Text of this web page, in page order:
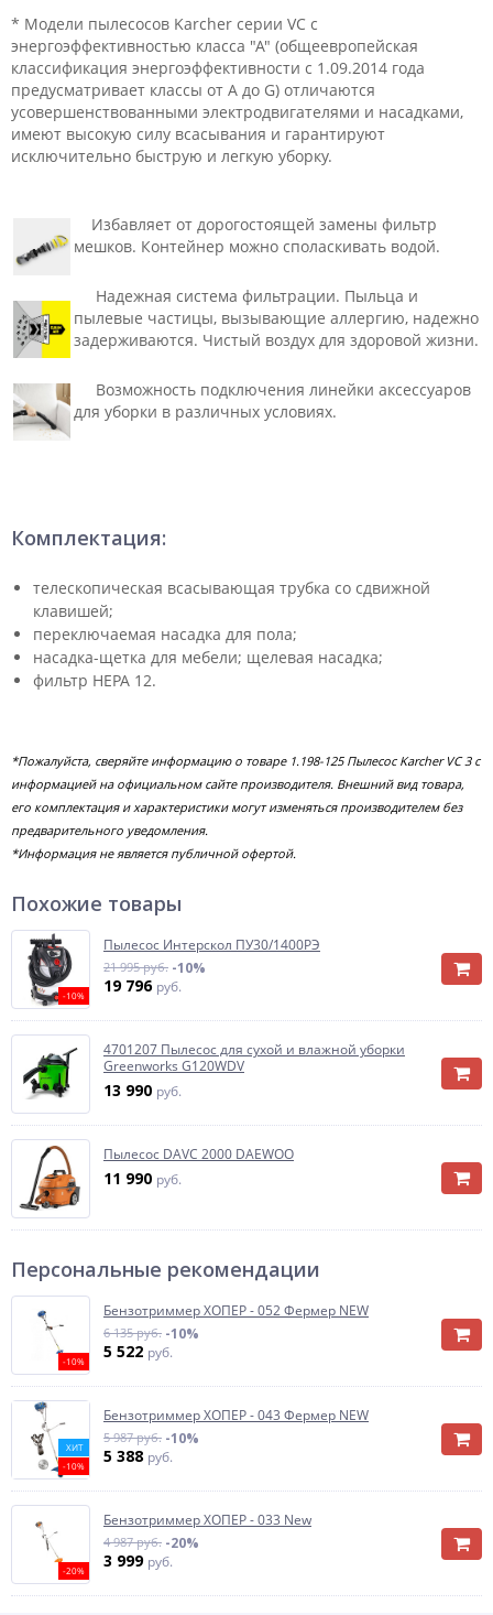
* Модели пылесосов Karcher серии VC с
энергоэффективностью класса "А" (общеевропейская
классификация энергоэффективности с 1.09.2014 года
предусматривает классы от A до G) отличаются
усовершенствованными электродвигателями и насадками,
имеют высокую силу всасывания и гарантируют
исключительно быструю и легкую уборку.
Избавляет от дорогостоящей замены фильтр
мешков. Контейнер можно споласкивать водой.
Надежная система фильтрации. Пыльца и
пылевые частицы, вызывающие аллергию, надежно
задерживаются. Чистый воздух для здоровой жизни.
Возможность подключения линейки аксессуаров
для уборки в различных условиях.
Комплектация:
телескопическая всасывающая трубка со сдвижной
клавишей;
переключаемая насадка для пола;
насадка-щетка для мебели; щелевая насадка;
фильтр HEPA 12.
*Пожалуйста, сверяйте информацию о товаре 1.198-125 Пылесос Karcher VC 3 с
информацией на официальном сайте производителя. Внешний вид товара,
его комплектация и характеристики могут изменяться производителем без
предварительного уведомления.
*Информация не является публичной офертой.
Похожие товары
-10%
Пылесос Интерскол ПУ30/1400РЭ
21 995 руб. -10%
19 796 руб.
4701207 Пылесос для сухой и влажной уборки
Greenworks G120WDV
13 990 руб.
Пылесос DAVC 2000 DAEWOO
11 990 руб.
Персональные рекомендации
-10%
Бензотриммер ХОПЕР - 052 Фермер NEW
6 135 руб. -10%
5 522 руб.
ХИТ
-10%
Бензотриммер ХОПЕР - 043 Фермер NEW
5 987 руб. -10%
5 388 руб.
-20%
Бензотриммер ХОПЕР - 033 New
4 987 руб. -20%
3 999 руб.